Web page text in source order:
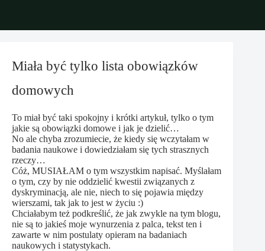
Miała być tylko lista obowiązków
domowych
To miał być taki spokojny i krótki artykuł, tylko o tym
jakie są obowiązki domowe i jak je dzielić…
No ale chyba zrozumiecie, że kiedy się wczytałam w
badania naukowe i dowiedziałam się tych strasznych
rzeczy…
Cóż, MUSIAŁAM o tym wszystkim napisać. Myślałam
o tym, czy by nie oddzielić kwestii związanych z
dyskryminacją, ale nie, niech to się pojawia między
wierszami, tak jak to jest w życiu :)
Chciałabym też podkreślić, że jak zwykle na tym blogu,
nie są to jakieś moje wynurzenia z palca, tekst ten i
zawarte w nim postulaty opieram na badaniach
naukowych i statystykach.